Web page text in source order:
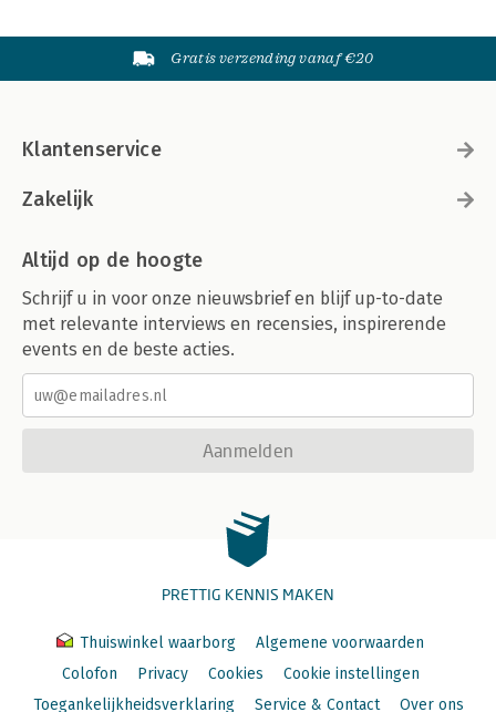
Gratis verzending vanaf €20
Klantenservice
Zakelijk
Altijd op de hoogte
Schrijf u in voor onze nieuwsbrief en blijf up-to-date
met relevante interviews en recensies, inspirerende
events en de beste acties.
Aanmelden
PRETTIG KENNIS MAKEN
Thuiswinkel waarborg
Algemene voorwaarden
Colofon
Privacy Cookies
Cookie instellingen
Toegankelijkheidsverklaring
Service & Contact Over ons